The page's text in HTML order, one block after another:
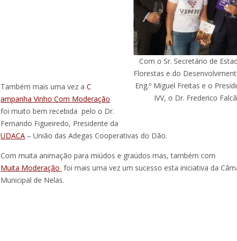
Com o Sr. Secretário de
Florestas e do
Eng.º Miguel Freitas e o
IVV, o Dr. Frederico
Também mais uma vez a C
ampanha Vinho Com Moderação
foi muito bem recebida pelo o Dr.
Fernando Figueiredo, Presidente da
UDACA – União das Adegas Cooperativas do Dão.
Com muita animação para miúdos e graúdos mas, também com
Muita Moderação foi mais uma vez um sucesso esta iniciativa da
Municipal de Nelas.